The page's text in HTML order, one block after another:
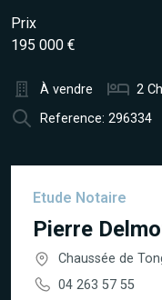
Prix
195 000 €
À vendre 2
Reference: 296334
Etude Notaire
Pierre
Chaussée de
04 263 57 55